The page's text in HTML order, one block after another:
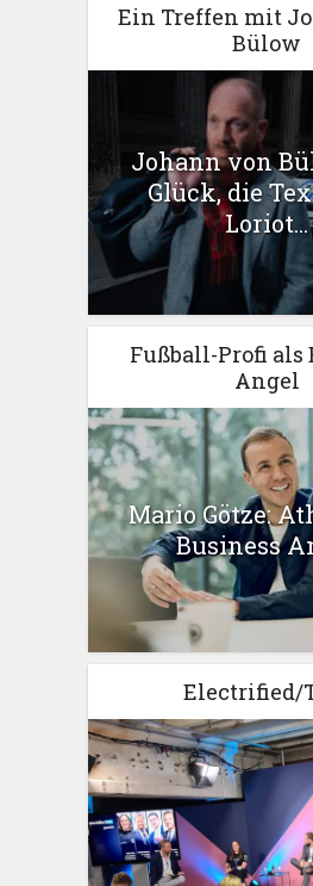
Ein Treffen mit
Bülow
Johann von
Glück, die
Loriot...
Fußball-Profi als
Angel
Mario Götze:
Business
Electrified/